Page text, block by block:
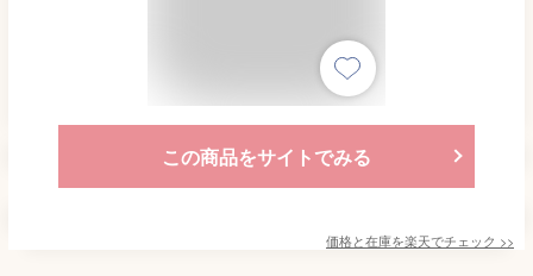
この商品をサイトでみる
価格と在庫を楽天でチェック >>